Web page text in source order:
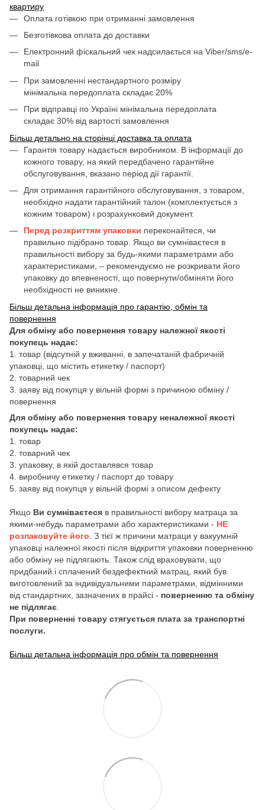
квартиру
Оплата готівкою при отриманні замовлення
Безготівкова оплата до доставки
Електронний фіскальний чек надсилається на Viber/sms/e-
mail
При замовленні нестандартного розміру
мінімальна передоплата складає 20%
При відправці по Україні мінімальна передоплата
складає 30% від вартості замовлення
Більш детально на сторінці доставка та оплата
Гарантія товару надається виробником. В інформації до
кожного товару, на який передбачено гарантійне
обслуговування, вказано період дії гарантії.
Для отримання гарантійного обслуговування, з товаром,
необхідно надати гарантійний талон (комплектується з
кожним товаром) і розрахунковий документ.
Перед розкриттям упаковки переконайтеся, чи
правильно підібрано товар. Якщо ви сумніваєтеся в
правильності вибору за будь-якими параметрами або
характеристиками, – рекомендуємо не розкривати його
упаковку до впевненості, що повернути/обміняти його
необхідності не виникне.
Більш детальна інформація про гарантію, обмін та
повернення
Для обміну або повернення товару належної якості
покупець надає:
1. товар (відсутній у вживанні, в запечатаній фабричній
упаковці, що містить етикетку / паспорт)
2. товарний чек
3. заяву від покупця у вільній формі з причиною обміну /
повернення
Для обміну або повернення товару неналежної якості
покупець надає:
1. товар
2. товарний чек
3. упаковку, в якій доставлявся товар
4. виробничу етикетку / паспорт до товару
5. заяву від покупця у вільній формі з описом дефекту
Якщо Ви сумніваєтеся в правильності вибору матраца за
якими-небудь параметрами або характеристиками - НЕ
розпаковуйте його . З тієї ж причини матраци у вакуумній
упаковці належної якості після відкриття упаковки поверненню
або обміну не підлягають. Також слід враховувати, що
придбаний і сплачений бездефектний матрац, який був
виготовлений за індивідуальними параметрами, відмінними
від стандартних, зазначених в прайсі - поверненню та обміну
не підлягає
При поверненні товару стягується плата за транспортні
послуги.
Більш детальна інформація про обмін та повернення